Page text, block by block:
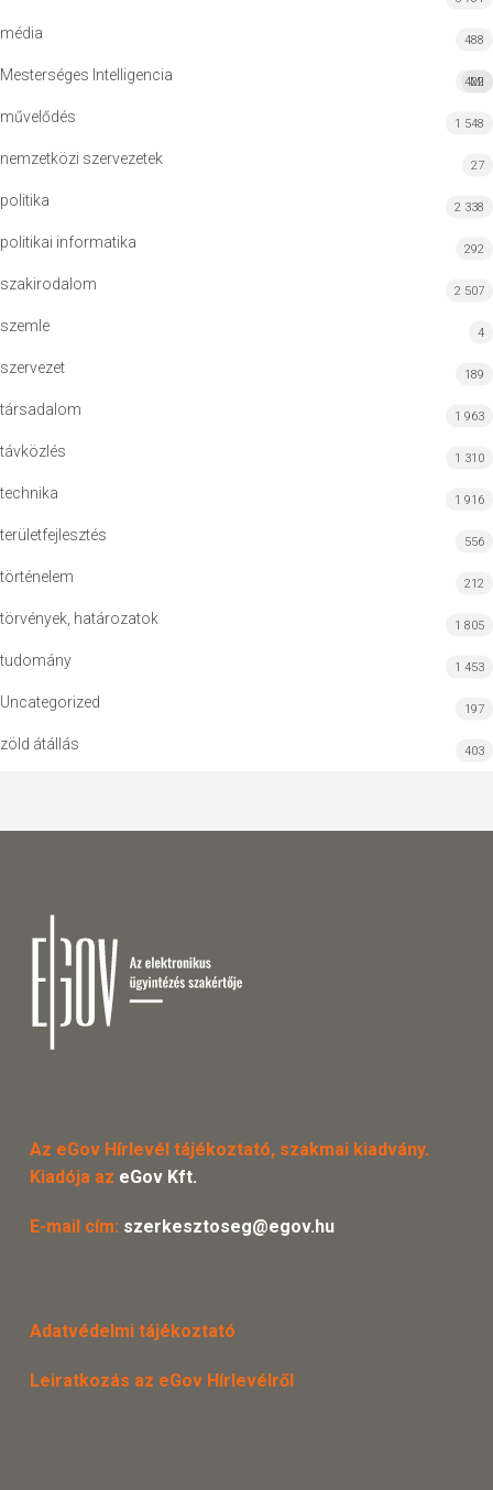
média 488
Mesterséges Intelligencia MI
422
művelődés 1 548
nemzetközi szervezetek 27
politika 2 338
politikai informatika 292
szakirodalom 2 507
szemle 4
szervezet 189
társadalom 1 963
távközlés 1 310
technika 1 916
területfejlesztés 556
történelem 212
törvények, határozatok 1 805
tudomány 1 453
Uncategorized 197
zöld átállás 403
Az eGov Hírlevél tájékoztató, szakmai kiadvány.
Kiadója az eGov Kft.
E-mail cím: szerkesztoseg@egov.hu
Adatvédelmi tájékoztató
Leiratkozás az eGov Hírlevélről